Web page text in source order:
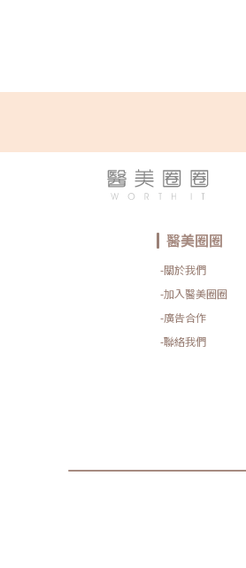
醫美圈圈
-關於我們
-加入醫美圈圈
-廣告合作
-聯絡我們